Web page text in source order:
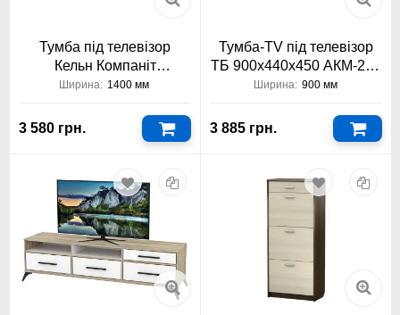
Тумба під телевізор
Кельн Компаніт
1400x430x420
Ширина: 1400 мм
3 580 грн.
Тумба-TV під телевізор
ТБ 900х440х450 АКМ-236
Тіса Меблі АКМ
Ширина: 900 мм
3 885 грн.